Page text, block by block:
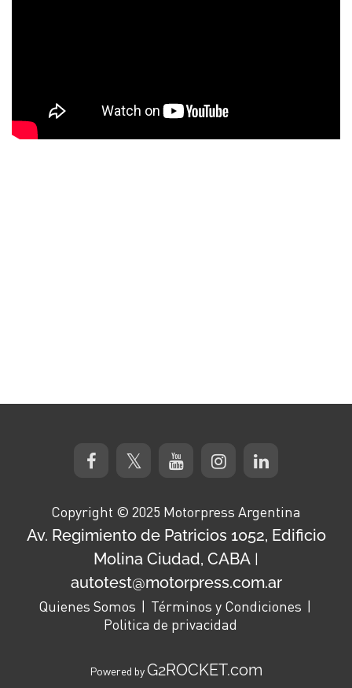
Copyright © 2025 Motorpress Argentina
Av. Regimiento de Patricios 1052, Edificio
Molina Ciudad, CABA |
autotest@motorpress.com.ar
Quienes Somos
Términos y Condiciones
Politica de privacidad
Powered byG2ROCKET.com